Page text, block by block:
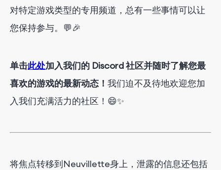
对特定游戏类型的专用频道，总有一些事情可以让
您保持参与。💬🎉
单击此处加入我们的 Discord 社区并随时了解您最
喜欢的游戏的最新动态！ 我们迫不及待地欢迎您加
入我们充满活力的社区！😄✨
将焦点转移到Neuvillette身上，泄露的信息还包括